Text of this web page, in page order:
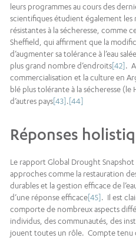
leurs programmes au cours des
scientifiques étudient également
résistantes à la sécheresse, comme
Sheffield, qui affirment que la
d’augmenter sa tolérance à l’eau
plus grand nombre d’endroits[42].
commercialisation et la culture en
blé plus tolérante à la sécheresse
d’autres pays[43].[44]
Réponses
Le rapport Global Drought Snapshot
approches comme la restauration
durables et la gestion efficace de
d’une réponse efficace[45]. Il est
comporte de nombreux aspects
individus, des communautés, des
jouent toutes un rôle. Compte tenu